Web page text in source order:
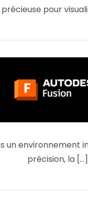
restante sous
précieuse pour
avantages
– FAO,
un environnement
précision, la [...]